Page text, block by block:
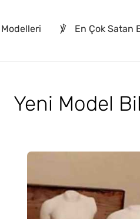
℣ En Çok Satan
Yeni Model